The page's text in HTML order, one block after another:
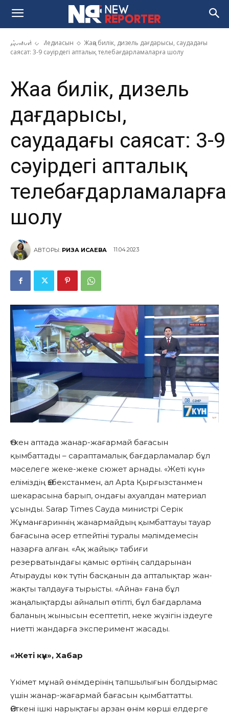
Домой Медиасын
Жаңа билік, дизель дағдарысы, саудадағы
саясат: 3-9 сәуірдегі апталық телебағдарламаларға шолу
саудадағы саясат: 3-9 сәуірдегі
апталық телебағдарламаларға
шолу
Жаңа билік, дизель
дағдарысы,
саудадағы саясат: 3-9
сәуірдегі апталық
телебағдарламаларға
шолу
АВТОРЫ: РИЗА ИСАЕВА 11.04.2023
Өткен аптада жанар-жағармай бағасын
қымбаттады – сараптамалық бағдарламалар бұл
мәселеге жеке-жеке сюжет арнады. «Жеті күн»
еліміздің Өзбекстанмен, ал Apta Қырғызстанмен
шекарасына барып, ондағы ахуалдан материал
ұсынды. Sarap Тimes Сауда министрі Серік
Жұманғариннің жанармайдың қымбаттауы тауар
бағасына әсер етпейтіні туралы мәлімдемесін
назарға алған. «Ақ жайық» табиғи
резерватындағы қамыс өртінің салдарынан
Атырауды көк түтін басқанын да апталықтар жан-
жақты талдауға тырысты. «Айна» ғана бұл
жаңалықтарды айналып өтіпті, бұл бағдарлама
баланың жынысын есептетіп, неке жүзігін іздеуге
ниетті жандарға эксперимент жасады.
«Жеті күн», Хабар
Үкімет мұнай өнімдерінің тапшылығын болдырмас
үшін жанар-жағармай бағасын қымбаттатты.
Өйткені ішкі нарықтағы арзан өнім көрші елдерге